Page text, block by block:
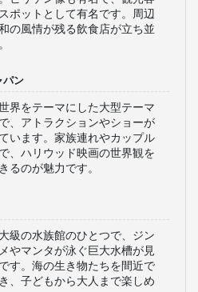
が築いた歴史的な城郭で、広
す。展望台からは大阪市内の
大阪の歴史を学ぶことができ
スポットです。夜になるとネ
き、一層華やかな雰囲気にな